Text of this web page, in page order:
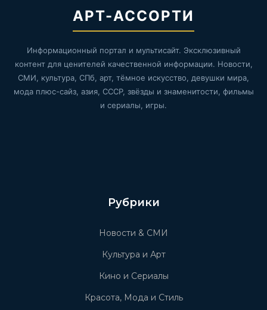
АРТ-АССОРТИ
Информационный портал и мультисайт. Эксклюзивный
контент для ценителей качественной информации. Новости,
СМИ, культура, СПб, арт, тёмное искусство, девушки мира,
мода плюс-сайз, азия, СССР, звёзды и знаменитости, фильмы
и сериалы, игры.
Рубрики
Новости & СМИ
Культура и Арт
Кино и Сериалы
Красота, Мода и Стиль